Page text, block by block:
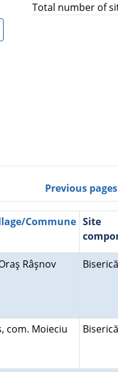
Total number of
Previous pages
Commune Site
Râşnov Biserică
com. Moieciu Biserică